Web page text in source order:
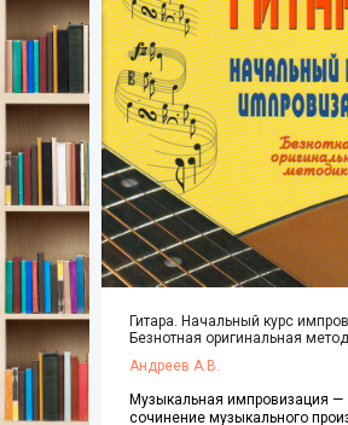
Гитара. Начальный курс
Безнотная оригинальная
Андреев А.В.
Музыкальная импровизация —
сочинение музыкального